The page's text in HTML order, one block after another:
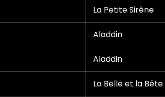
La Petite Sirène
Aladdin
Aladdin
La Belle et la Bête